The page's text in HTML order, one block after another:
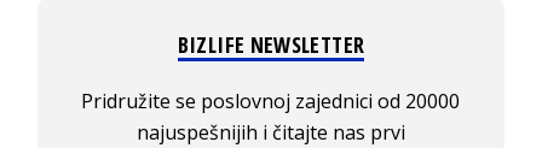
BIZLIFE NEWSLETTER
Pridružite se poslovnoj zajednici od 20000
najuspešnijih i čitajte nas prvi